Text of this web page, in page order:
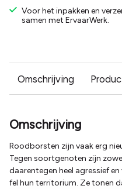
Voor het inpakken en
samen met ErvaarWerk.
Omschrijving
Omschrijving
Roodborsten zijn vaak erg
Tegen soortgenoten zijn
daarentegen heel agressief
fel hun territorium. Ze tonen